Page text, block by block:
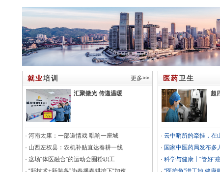
就业培训 更多>>
汇聚微光 传递温暖
· 河南太康：一部道情戏 唱响一座城
· 山西左权县：农机补贴直达春耕一线
· 这场“体医融合”的运动会圈粉职工
医药卫生
超
· 云中哨所的牵挂，在
· 国家中医药局发布多
· 科学与健康丨“管好”